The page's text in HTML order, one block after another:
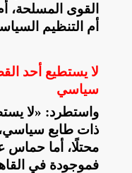
القوى المسلحة،
أم التنظيم
لا يستطيع أحد
سياسي
واستطرد: «لا
ذات طابع
محتلًا، أما
فموجودة في